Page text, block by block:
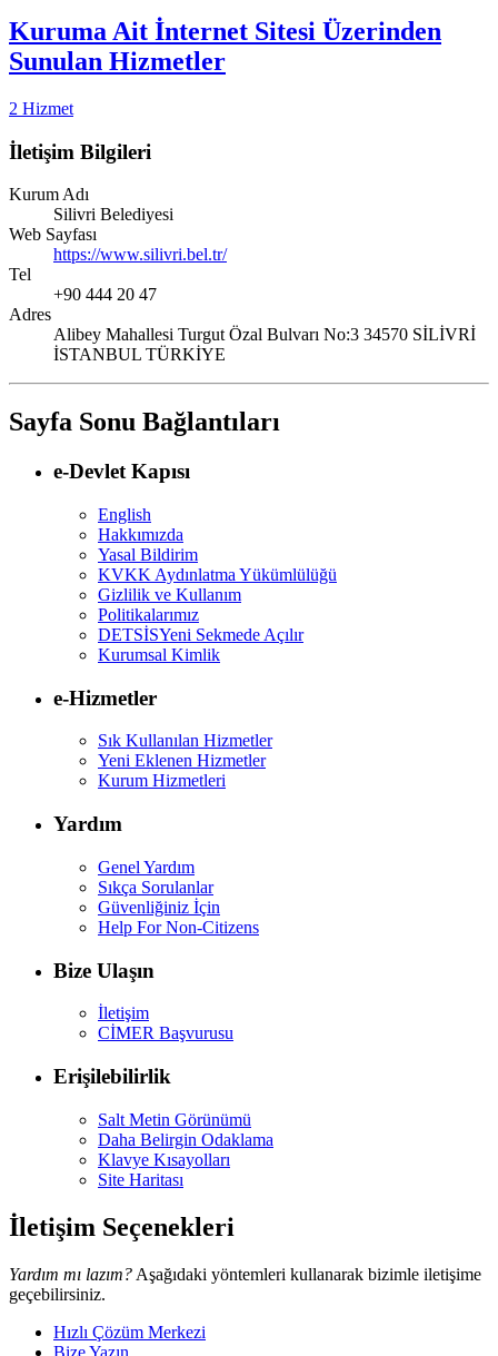
Kuruma Ait İnternet Sitesi Üzerinden
Sunulan Hizmetler
2 Hizmet
İletişim Bilgileri
Kurum Adı
Silivri Belediyesi
Web Sayfası
https://www.silivri.bel.tr/
Tel
+90 444 20 47
Adres
Alibey Mahallesi Turgut Özal Bulvarı No:3 34570 SİLİVRİ
İSTANBUL TÜRKİYE
Sayfa Sonu Bağlantıları
e-Devlet Kapısı
English
Hakkımızda
Yasal Bildirim
KVKK Aydınlatma Yükümlülüğü
Gizlilik ve Kullanım
Politikalarımız
DETSİSYeni Sekmede Açılır
Kurumsal Kimlik
e-Hizmetler
Sık Kullanılan Hizmetler
Yeni Eklenen Hizmetler
Kurum Hizmetleri
Yardım
Genel Yardım
Sıkça Sorulanlar
Güvenliğiniz İçin
Help For Non-Citizens
Bize Ulaşın
İletişim
CİMER Başvurusu
Erişilebilirlik
Salt Metin Görünümü
Daha Belirgin Odaklama
Klavye Kısayolları
Site Haritası
İletişim Seçenekleri
Yardım mı lazım? Aşağıdaki yöntemleri kullanarak bizimle iletişime
geçebilirsiniz.
Hızlı Çözüm Merkezi
Bize Yazın